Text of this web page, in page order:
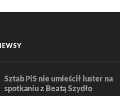
Sztab PiS nie umieścił luster na
spotkaniu z Beatą Szydło